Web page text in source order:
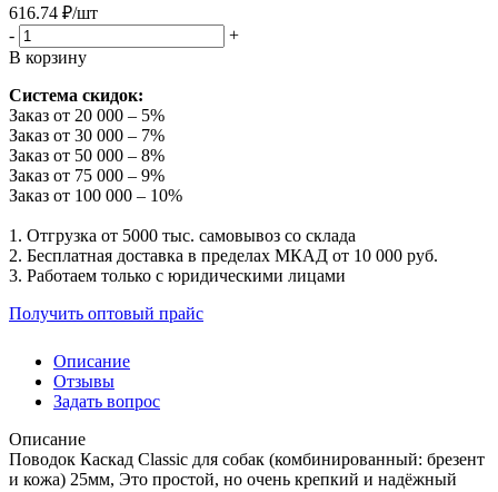
616.74 ₽/шт
-
+
В корзину
Система скидок:
Заказ от 20 000 – 5%
Заказ от 30 000 – 7%
Заказ от 50 000 – 8%
Заказ от 75 000 – 9%
Заказ от 100 000 – 10%
1. Отгрузка от 5000 тыс. самовывоз со склада
2. Бесплатная доставка в пределах МКАД от 10 000 руб.
3. Работаем только с юридическими лицами
Получить оптовый прайс
Описание
Отзывы
Задать вопрос
Описание
Поводок Каскад Classic для собак (комбинированный: брезент
и кожа) 25мм, Это простой, но очень крепкий и надёжный